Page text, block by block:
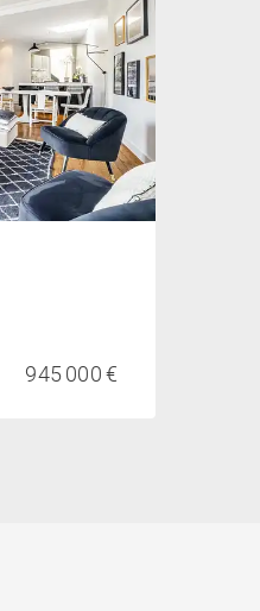
945 000 €